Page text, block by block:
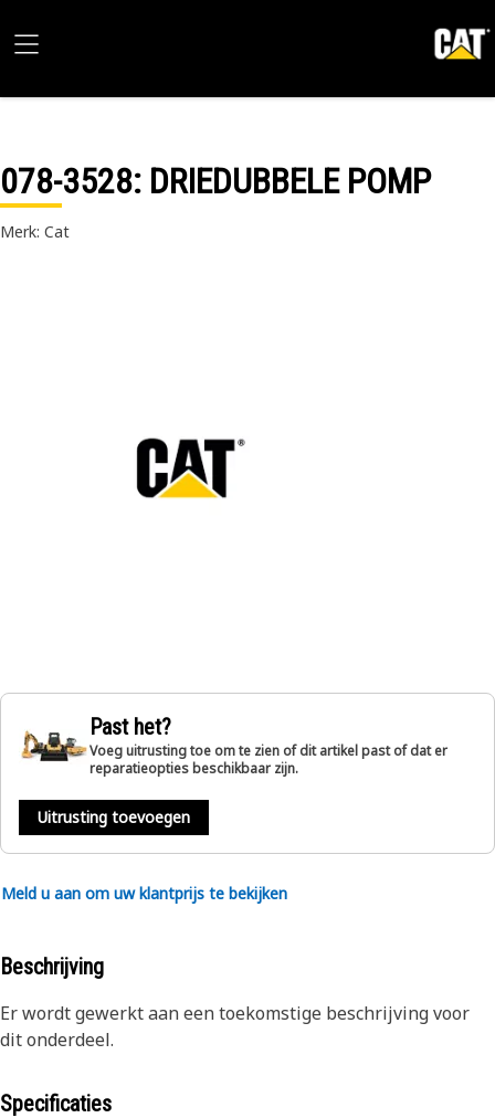
078-3528: DRIEDUBBELE POMP
Merk: Cat
Past het?
Voeg uitrusting toe om te zien of dit artikel past of dat er
reparatieopties beschikbaar zijn.
Uitrusting toevoegen
Meld u aan om uw klantprijs te bekijken
Beschrijving
Er wordt gewerkt aan een toekomstige beschrijving voor
dit onderdeel.
Specificaties